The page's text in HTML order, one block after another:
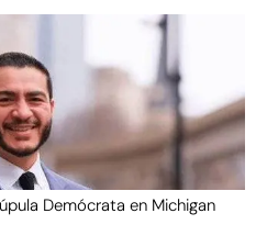
Demócrata en Michigan